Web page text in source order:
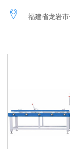
福建省龙岩